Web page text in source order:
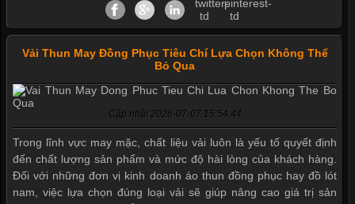
Vải Thun May Đồng Phục Tiêu Chí Lựa Chọn Không Thể
Bỏ Qua
Cập nhật 2026-07-07 15:54:44
Trong lĩnh vực may mặc, chất liệu vải luôn là yếu tố quyết định
đến chất lượng sản phẩm và mức độ hài lòng của khách hàng.
Đối với những đơn vị kinh doanh áo thun đồng phục hay đồ lót
nam, việc lựa chọn đúng loại vải sẽ giúp nâng cao giá trị sản
Mẫu quần short quần lót nam nữ hè thu 2017